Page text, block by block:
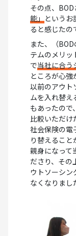
その点、
能」というお
ると感じたの
また、（
テムのメリッ
で当社に合う
ところが心強
以前のアウト
ムを入れ替え
もあったので
比較いただけ
社会保険の電
り替えること
親身になって
ださり、その
ウトソーシ
なくなりまし